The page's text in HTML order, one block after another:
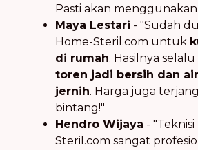
Pasti akan menggunakan
Maya Lestari - "Sudah
Home-Steril.com untuk
di rumah. Hasilnya
toren jadi bersih dan
jernih. Harga juga
bintang!"
Hendro Wijaya -
Steril.com sangat